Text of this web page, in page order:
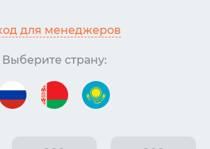
для менеджеров
Выберите страну: